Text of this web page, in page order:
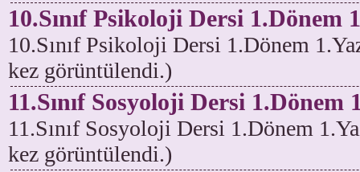
10.Sınıf Psikoloji Dersi 1.Dönem
10.Sınıf Psikoloji Dersi 1.Dönem
kez görüntülendi.)
11.Sınıf Sosyoloji Dersi 1.Dönem
11.Sınıf Sosyoloji Dersi 1.Dönem
kez görüntülendi.)